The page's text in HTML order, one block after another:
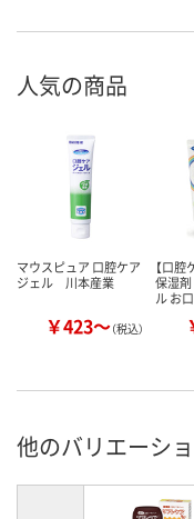
人気の商品
マウスピュア 口腔ケア
ジェル 川本産業
￥423～（税込）
【口腔
保湿
ル お
他のバリエーシ